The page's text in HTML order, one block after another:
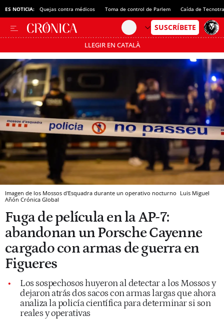
ES NOTICIA: Quejas contra médicos Toma de control de Parlem Caída de
LLEGIR EN CATALÀ
Pásate al MODO AHORRO
Imagen de los Mossos d'Esquadra durante un operativo nocturno Luis Miguel
Añón Crónica Global
Fuga de película en la AP-7:
abandonan un Porsche Cayenne
cargado con armas de guerra en
Figueres
Los sospechosos huyeron al detectar a los Mossos y
dejaron atrás dos sacos con armas largas que ahora
analiza la policía científica para determinar si son
reales y operativas